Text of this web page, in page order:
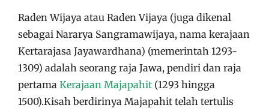
Raden Wijaya atau Raden Vijaya (juga dikenal
sebagai Nararya Sangramawijaya, nama kerajaan
Kertarajasa Jayawardhana) (memerintah 1293-
1309) adalah seorang raja Jawa, pendiri dan raja
pertama Kerajaan Majapahit (1293 hingga
1500).Kisah berdirinya Majapahit telah tertulis